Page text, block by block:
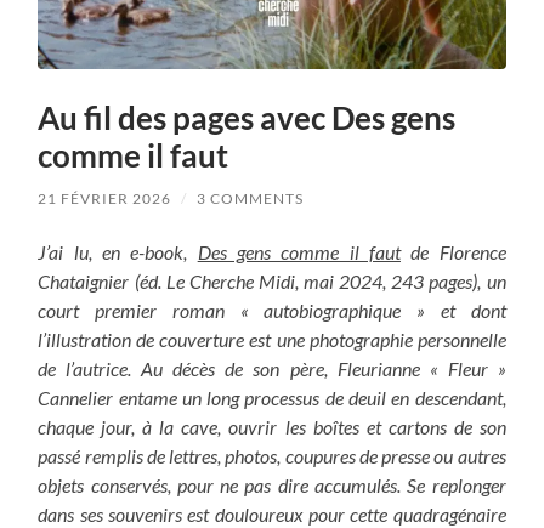
Au fil des pages avec Des gens
comme il faut
21 FÉVRIER 2026 / 3 COMMENTS
J’ai lu, en e-book, Des gens comme il fautde Florence
Chataignier (éd. Le Cherche Midi, mai 2024, 243 pages), un
court premier roman « autobiographique » et dont
l’illustration de couverture est une photographie personnelle
de l’autrice. Au décès de son père, Fleurianne « Fleur »
Cannelier entame un long processus de deuil en descendant,
chaque jour, à la cave, ouvrir les boîtes et cartons de son
passé remplis de lettres, photos, coupures de presse ou autres
objets conservés, pour ne pas dire accumulés. Se replonger
dans ses souvenirs est douloureux pour cette quadragénaire